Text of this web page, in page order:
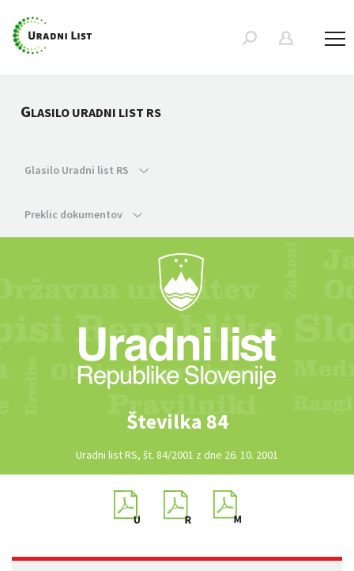
GLASILO URADNI LIST RS
Glasilo Uradni list RS
Preklic dokumentov
Številka 84
Uradni list RS, št. 84/2001 z dne 26. 10. 2001